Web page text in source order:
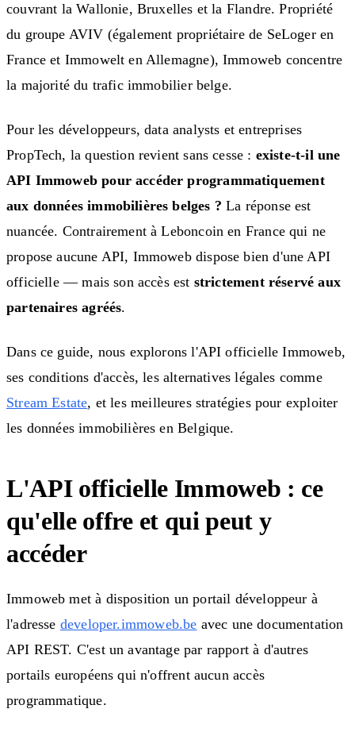
couvrant la Wallonie, Bruxelles et la Flandre. Propriété
du groupe AVIV (également propriétaire de SeLoger en
France et Immowelt en Allemagne), Immoweb concentre
la majorité du trafic immobilier belge.
Pour les développeurs, data analysts et entreprises
PropTech, la question revient sans cesse : existe-t-il une
API Immoweb pour accéder programmatiquement
aux données immobilières belges ? La réponse est
nuancée. Contrairement à Leboncoin en France qui ne
propose aucune API, Immoweb dispose bien d'une API
officielle — mais son accès est strictement réservé aux
partenaires agréés.
Dans ce guide, nous explorons l'API officielle Immoweb,
ses conditions d'accès, les alternatives légales comme
Stream Estate, et les meilleures stratégies pour exploiter
les données immobilières en Belgique.
L'API officielle Immoweb : ce
qu'elle offre et qui peut y
accéder
Immoweb met à disposition un portail développeur à
l'adresse developer.immoweb.be avec une documentation
API REST. C'est un avantage par rapport à d'autres
portails européens qui n'offrent aucun accès
programmatique.